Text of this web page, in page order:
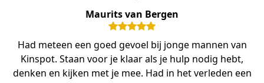
Maurits van Bergen
Had meteen een goed gevoel bij jonge mannen van
Kinspot. Staan voor je klaar als je hulp nodig hebt,
denken en kijken met je mee. Had in het verleden een